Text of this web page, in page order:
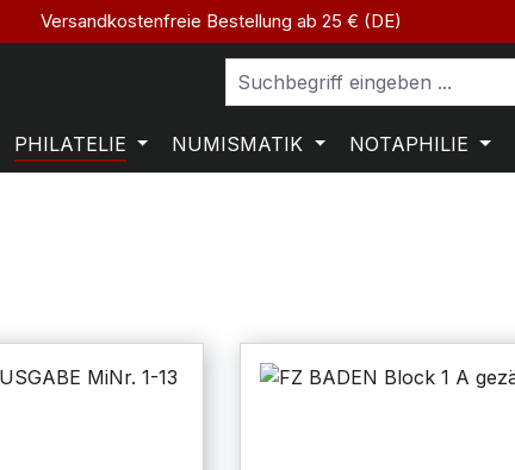
Versandkostenfreie Bestellung ab 25 € (DE)
PHILATELIE NUMISMATIK NOTAPHILIE